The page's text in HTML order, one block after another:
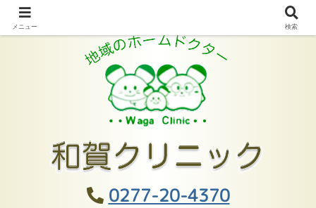
0277-20-4370
メニュー 検索